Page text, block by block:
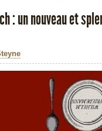
: un nouveau et